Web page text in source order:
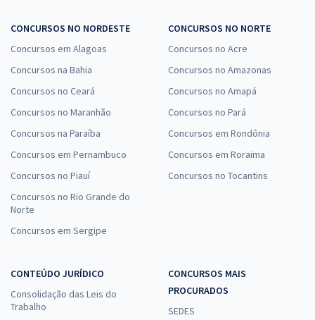
CONCURSOS NO NORDESTE
Concursos em Alagoas
Concursos na Bahia
Concursos no Ceará
Concursos no Maranhão
Concursos na Paraíba
Concursos em Pernambuco
Concursos no Piauí
Concursos no Rio Grande do
Norte
Concursos em Sergipe
CONCURSOS NO NORTE
Concursos no Acre
Concursos no Amazonas
Concursos no Amapá
Concursos no Pará
Concursos em Rondônia
Concursos em Roraima
Concursos no Tocantins
CONTEÚDO JURÍDICO
Consolidação das Leis do
Trabalho
CONCURSOS MAIS
PROCURADOS
SEDES